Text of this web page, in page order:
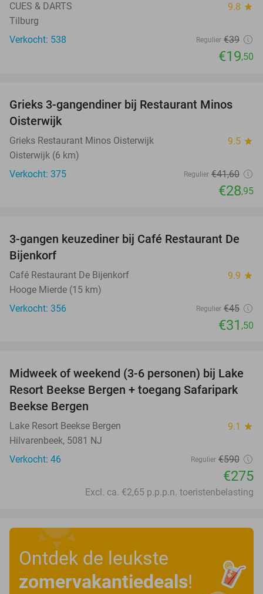
CUES & DARTS 9.8 star
Tilburg
Verkocht: 538
Regulier €39
€19,50
30%
Grieks 3-gangendiner bij Restaurant Minos
Oisterwijk
Grieks Restaurant Minos Oisterwijk 9.5 star
Oisterwijk (6 km)
Verkocht: 375
Regulier €41,60
€28,95
30%
3-gangen keuzediner bij Café Restaurant De
Bijenkorf
Café Restaurant De Bijenkorf 9.9 star
Hooge Mierde (15 km)
Verkocht: 356
Regulier €45
€31 ,50
53%
Midweek of weekend (3-6 personen) bij Lake
Resort Beekse Bergen + toegang Safaripark
Beekse Bergen
Lake Resort Beekse Bergen 9.1 star
Hilvarenbeek, 5081 NJ
Verkocht: 46
Regulier €590
€275
Excl. ca. €2,65 p.p.p.n. toeristenbelasting
Ontdek de leukste
zomervakantiedeals!